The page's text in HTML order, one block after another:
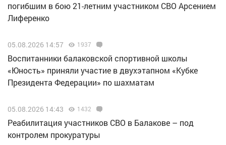
погибшим в бою 21-летним участником СВО Арсением
Лиференко
05.08.2026 14:57 1937
Воспитанники балаковской спортивной школы
«Юность» приняли участие в двухэтапном «Кубке
Президента Федерации» по шахматам
05.08.2026 14:43 1432
Реабилитация участников СВО в Балакове – под
контролем прокуратуры